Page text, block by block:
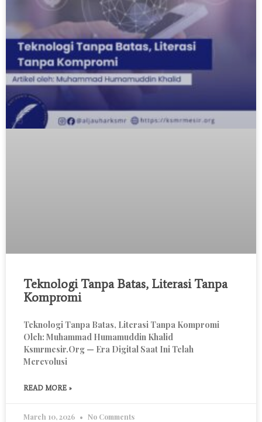
Teknologi Tanpa Batas, Literasi Tanpa
Kompromi
Teknologi Tanpa Batas, Literasi Tanpa Kompromi
Oleh: Muhammad Humamuddin Khalid
Ksmrmesir.org — Era Digital Saat Ini Telah
Merevolusi
READ MORE »
March 10, 2026 No Comments